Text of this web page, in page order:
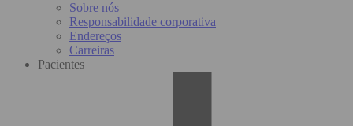
Sobre nós
Responsabilidade corporativa
Endereços
Carreiras
Pacientes